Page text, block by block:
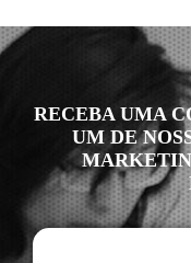
RECEBA UMA
UM DE